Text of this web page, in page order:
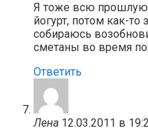
Я тоже всю
йогурт, потом как-то
собираюсь
сметаны во время
Ответить
Лена 12.03.2011 в